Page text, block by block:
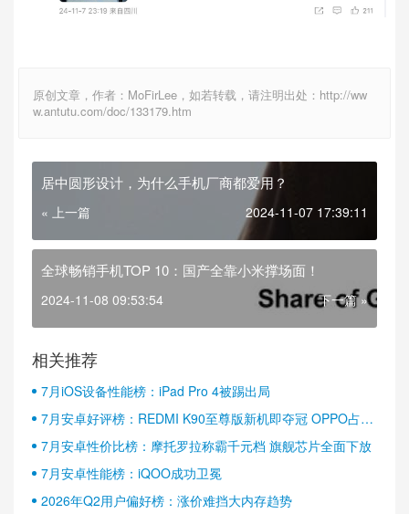
原创文章，作者：MoFirLee，如若转载，请注明出处：http://ww
w.antutu.com/doc/133179.htm
居中圆形设计，为什么手机厂商都爱用？
« 上一篇 2024-11-07 17:39:11
全球畅销手机TOP 10：国产全靠小米撑场面！
2024-11-08 09:53:54 下一篇 »
相关推荐
7月iOS设备性能榜：iPad Pro 4被踢出局
7月安卓好评榜：REDMI K90至尊版新机即夺冠 OPPO占据
半壁江山
7月安卓性价比榜：摩托罗拉称霸千元档 旗舰芯片全面下放
7月安卓性能榜：iQOO成功卫冕
2026年Q2用户偏好榜：涨价难挡大内存趋势